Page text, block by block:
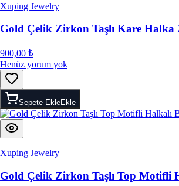
Xuping Jewelry
Gold Çelik Zirkon Taşlı Kare
900,00 ₺
Henüz yorum yok
Sepete EkleEkle
Xuping Jewelry
Gold Çelik Zirkon Taşlı Top Motifli